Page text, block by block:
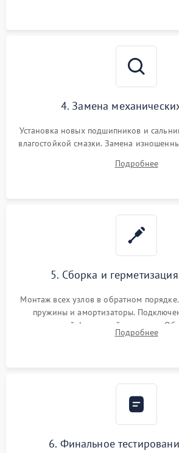
4. Замена
Установка новых подшипников и
влагостойкой смазки. Замена
или поврежденной резиновой
Подробнее
5. Сборка и
Монтаж всех узлов в обратном
пружины и амортизаторы.
надежной фиксацией хомутами.
герметиком для предотвращения
Подробнее
6. Финальное